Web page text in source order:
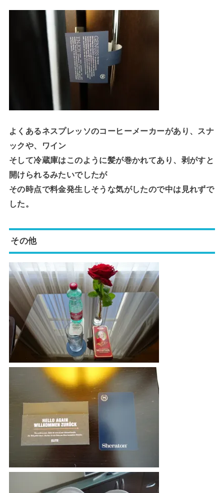
よくあるネスプレッソのコーヒーメーカーがあり、スナ
ックや、ワイン
そして冷蔵庫はこのように髪が巻かれてあり、剥がすと
開けられるみたいでしたが
その時点で料金発生しそうな気がしたので中は見れずで
した。
その他